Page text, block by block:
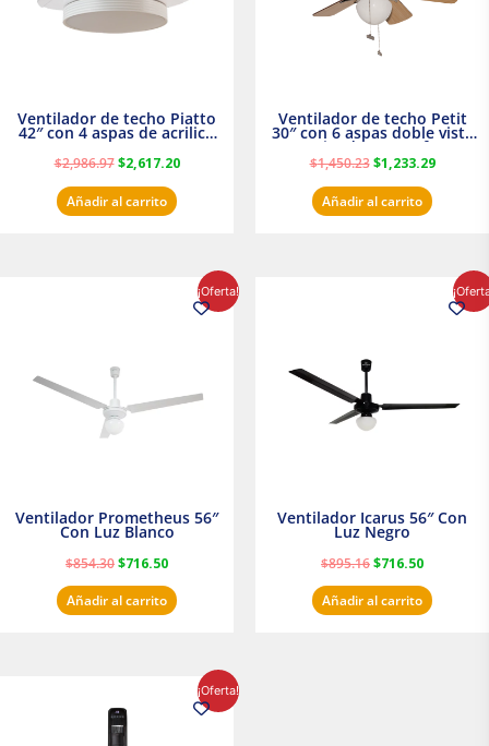
Ventilador de techo Piatto
42″ con 4 aspas de acrilico
transparente
$2,986.97 $2,617.20
Añadir al carrito
Ventilador de techo Petit
30″ con 6 aspas doble vista
Satinado Masterfan
$1,450.23 $1,233.29
Añadir al carrito
¡Oferta!
Ventilador Prometheus 56″
Con Luz Blanco
$854.30$716.50
precio
actual
Añadir al carrito
Ventilador Icarus 56″ Con
Luz Negro
$895.16$716.50
precio
actual
Añadir al carrito
¡Oferta!
original
era:
precio
actual